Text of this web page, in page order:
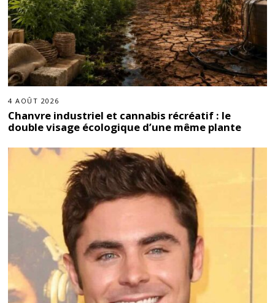
4 AOÛT 2026
Chanvre industriel et cannabis récréatif : le
double visage écologique d’une même plante